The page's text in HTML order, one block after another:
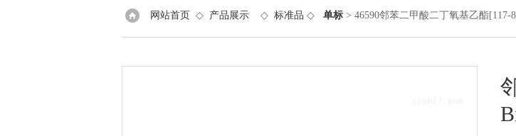
网站首页 ◇ 产品展示 ◇ 标准品 ◇ 单标 > 46590邻苯二甲酸二丁氧基乙酯[117-